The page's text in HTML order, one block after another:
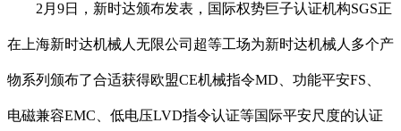
2月9日，新时达颁布发表，国际权势巨子认证机构SGS正
在上海新时达机械人无限公司超等工场为新时达机械人多个产
物系列颁布了合适获得欧盟CE机械指令MD、功能平安FS、
电磁兼容EMC、低电压LVD指令认证等国际平安尺度的认证